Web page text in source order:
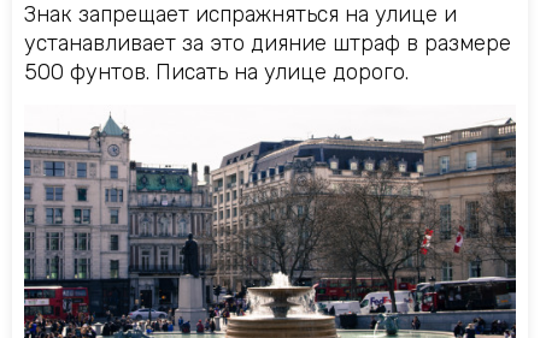
Знак запрещает испражняться на улице и
устанавливает за это дияние штраф в размере
500 фунтов. Писать на улице дорого.